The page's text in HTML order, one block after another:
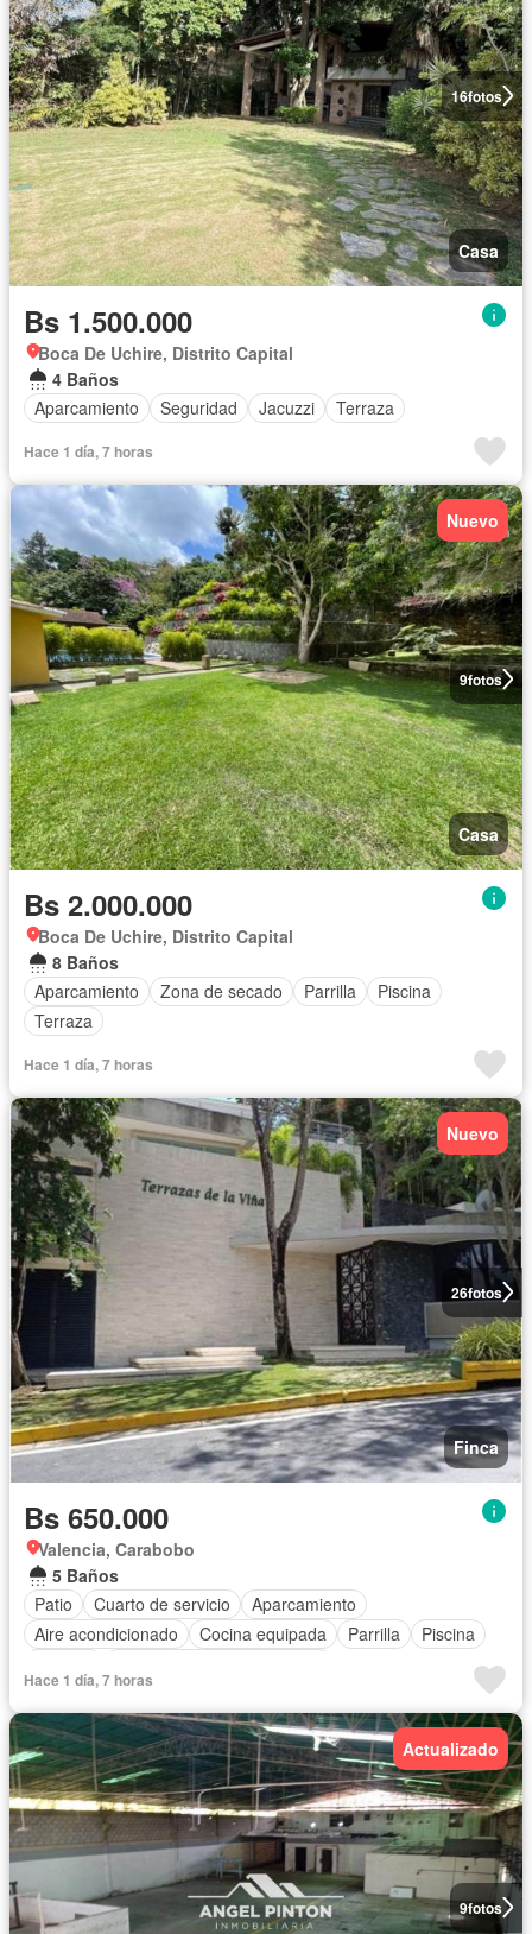
16fotos
Casa
Bs 1.500.000
Boca De Uchire, Distrito Capital
4 Baños
Aparcamiento
Seguridad Jacuzzi Terraza
Hace 1 día, 7 horas
9fotos
Nuevo
Casa
Bs 2.000.000
Boca De Uchire, Distrito Capital
8 Baños
Aparcamiento
Zona de secado Parrilla
Piscina
Terraza
Hace 1 día, 7 horas
26fotos
Nuevo
Finca
Bs 650.000
Valencia, Carabobo
5 Baños
Patio
Cuarto de servicio
Aparcamiento
Aire acondicionado
Cocina equipada Parrilla
Piscina
Hace 1 día, 7 horas
9fotos
Actualizado